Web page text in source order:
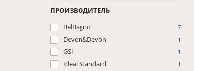
ПРОИЗВОДИТЕЛЬ
BelBagno
7
Devon&Devon 1
GSI 1
Ideal Standard 1